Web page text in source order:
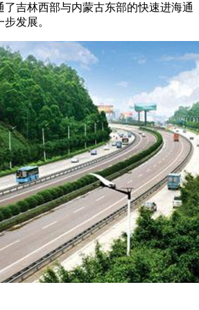
了吉林西部与内蒙古东部的快速进海通
发展。